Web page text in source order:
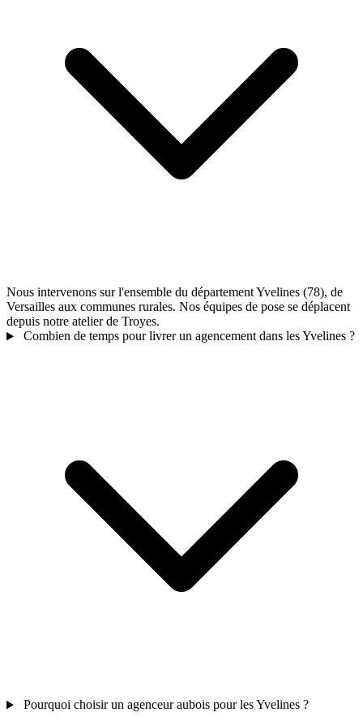
Nous intervenons sur l'ensemble du département Yvelines (78), de
Versailles aux communes rurales. Nos équipes de pose se déplacent
depuis notre atelier de Troyes.
Combien de temps pour livrer un agencement dans les Yvelines ?
Pourquoi choisir un agenceur aubois pour les Yvelines ?